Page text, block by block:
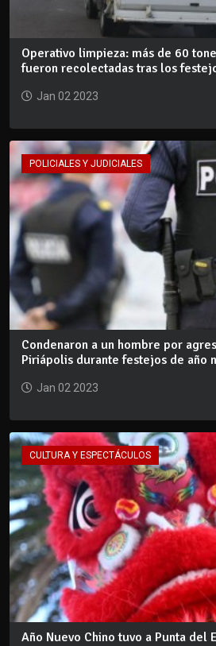
Operativo limpieza: más de 60
fueron recolectadas tras los
Jan 02 2023
POLICIALES Y JUDICIALES
Condenaron a un hombre por
Piriápolis durante festejos de año
Jan 02 2023
CULTURA Y ESPECTÁCULOS
Año Nuevo Chino tuvo a Punta del